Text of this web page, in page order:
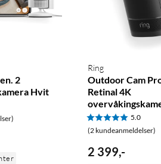
og svart-hvitt i totalt mørke.
sirene du kan aktivere på avstand
er hjemme – eller skremme bort
2
Hvit
Ring
Outdoor Cam
Retinal 4K
5.0
(2 kundeanmeldelser)
2 399,-